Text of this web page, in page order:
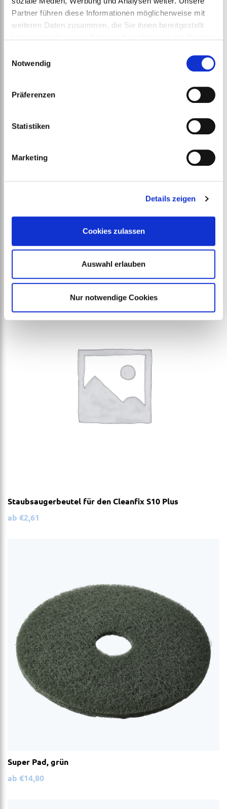
Partner führen diese Informationen möglicherweise mit
weiteren Daten zusammen, die Sie ihnen bereitgestellt
Notwendig
Präferenzen
Statistiken
Marketing
Details zeigen
Cookies zulassen
Auswahl erlauben
Nur notwendige Cookies
Staubsaugerbeutel für den Cleanfix S10 Plus
ab €2,61
Super Pad, grün
ab €14,80